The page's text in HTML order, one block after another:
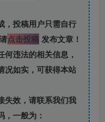
，投稿用户只需自行
点击投稿发布文章！
违法的相关信息，
况如实，可获得本站
失效，请联系我们我
一般为：